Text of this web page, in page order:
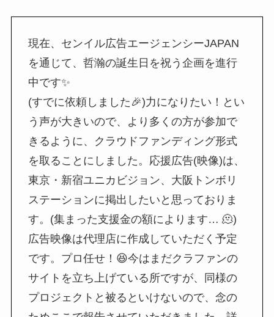
現在、センイル広告エージェンシーJAPAN
を通じて、哲瀚の誕生日を祝う企画を進行
中です✨
(すでに依頼しました🎉)力になりたい！とい
う声が大きいので、より多くの方が参加で
きるように、クラウドファンディング形式
を取ることにしました。応援広告(映像)は、
東京・新宿ユニカビジョン、大阪トンボリ
ステーションに掲出したいと思っておりま
す。(集まった支援金の額によります… 🫠)
広告映像は代理店に作成していただく予定
です。プロ任せ！😆今はまだクラファンの
サイトを立ち上げている所ですが、同様の
プロジェクトと被るといけないので、念の